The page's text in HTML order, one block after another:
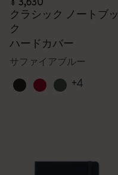
クラシック ノートブッ
ク
ハードカバー
サファイアブルー
+4